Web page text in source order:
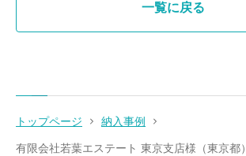
一覧に戻る
トップページ 納入事例
有限会社若葉エステート 東京支店様（東京都）